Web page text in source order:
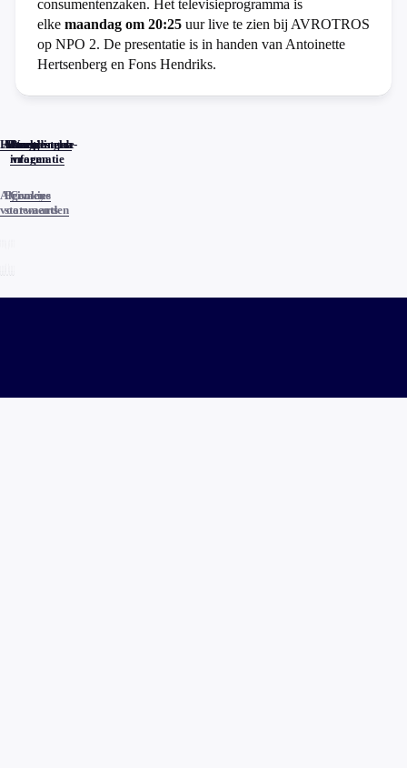
consumentenzaken. Het televisieprogramma is
elke maandag om 20:25 uur live te zien bij AVROTROS
op NPO 2. De presentatie is in handen van Antoinette
Hertsenberg en Fons Hendriks.
Home
Actueel
Uitzendingen
Reacties
Programma-
informatie
Veelgestelde
vragen
Algemene
voorwaarden
Privacy
statements
Cookies